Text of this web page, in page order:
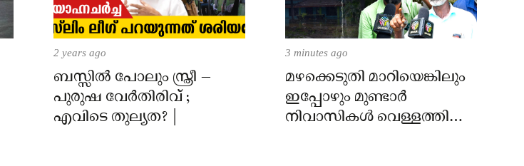
2 years ago
ബസ്സിൽ പോലും സ്ത്രീ –
പുരുഷ വേർതിരിവ് ;
എവിടെ തുല്യത? |
3 minutes ago
മഴക്കെടുതി മാറിയെങ്കിലും
ഇപ്പോഴും മുണ്ടാർ
നിവാസികൾ വെള്ളത്തിൽ!